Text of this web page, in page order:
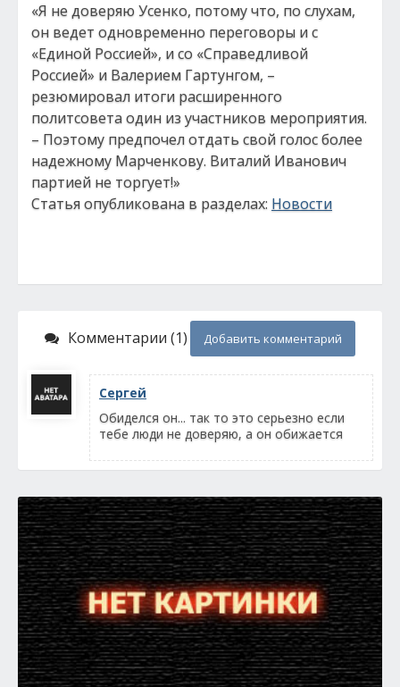
«Я не доверяю Усенко, потому что, по слухам,
он ведет одновременно переговоры и с
«Единой Россией», и со «Справедливой
Россией» и Валерием Гартунгом, –
резюмировал итоги расширенного
политсовета один из участников мероприятия.
– Поэтому предпочел отдать свой голос более
надежному Марченкову. Виталий Иванович
партией не торгует!»
Статья опубликована в разделах: Новости
Комментарии (1) Добавить комментарий
Сергей
Обиделся он... так то это серьезно если
тебе люди не доверяю, а он обижается